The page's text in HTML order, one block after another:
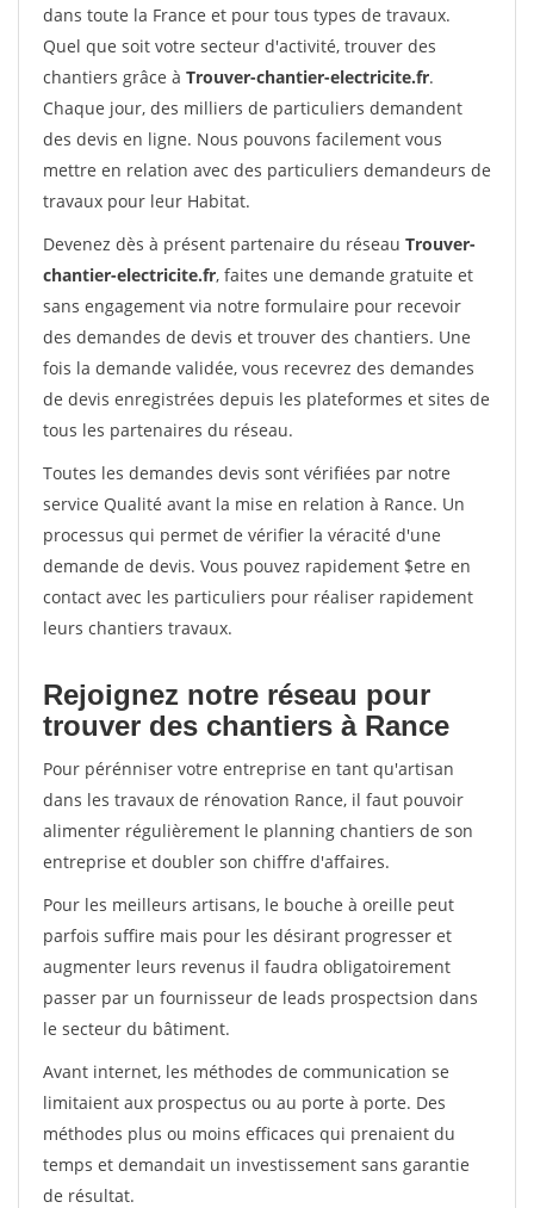
dans toute la France et pour tous types de travaux.
Quel que soit votre secteur d'activité, trouver des
chantiers grâce à Trouver-chantier-electricite.fr.
Chaque jour, des milliers de particuliers demandent
des devis en ligne. Nous pouvons facilement vous
mettre en relation avec des particuliers demandeurs de
travaux pour leur Habitat.
Devenez dès à présent partenaire du réseau Trouver-
chantier-electricite.fr, faites une demande gratuite et
sans engagement via notre formulaire pour recevoir
des demandes de devis et trouver des chantiers. Une
fois la demande validée, vous recevrez des demandes
de devis enregistrées depuis les plateformes et sites de
tous les partenaires du réseau.
Toutes les demandes devis sont vérifiées par notre
service Qualité avant la mise en relation à Rance. Un
processus qui permet de vérifier la véracité d'une
demande de devis. Vous pouvez rapidement $etre en
contact avec les particuliers pour réaliser rapidement
leurs chantiers travaux.
Rejoignez notre réseau pour
trouver des chantiers à Rance
Pour pérénniser votre entreprise en tant qu'artisan
dans les travaux de rénovation Rance, il faut pouvoir
alimenter régulièrement le planning chantiers de son
entreprise et doubler son chiffre d'affaires.
Pour les meilleurs artisans, le bouche à oreille peut
parfois suffire mais pour les désirant progresser et
augmenter leurs revenus il faudra obligatoirement
passer par un fournisseur de leads prospectsion dans
le secteur du bâtiment.
Avant internet, les méthodes de communication se
limitaient aux prospectus ou au porte à porte. Des
méthodes plus ou moins efficaces qui prenaient du
temps et demandait un investissement sans garantie
de résultat.